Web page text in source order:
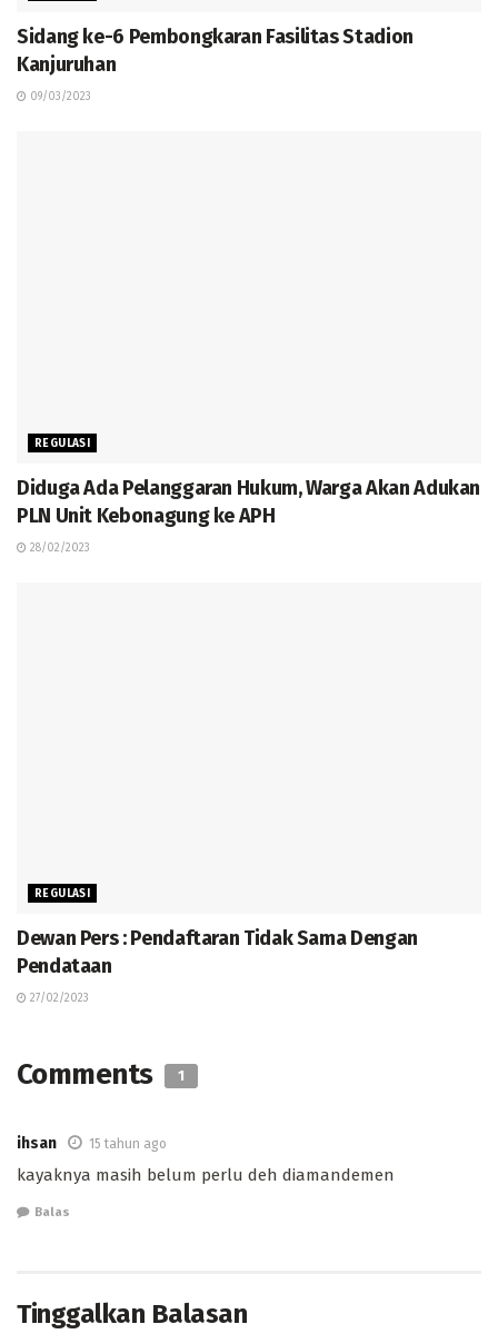
Sidang ke-6 Pembongkaran Fasilitas Stadion
Kanjuruhan
09/03/2023
REGULASI
Diduga Ada Pelanggaran Hukum, Warga Akan Adukan
PLN Unit Kebonagung ke APH
28/02/2023
REGULASI
Dewan Pers : Pendaftaran Tidak Sama Dengan
Pendataan
27/02/2023
Comments 1
ihsan 15 tahun ago
kayaknya masih belum perlu deh diamandemen
Balas
Tinggalkan Balasan